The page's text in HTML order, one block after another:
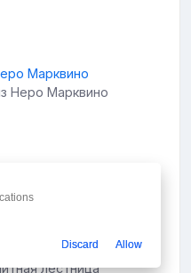
Неро Марквино
в частном доме
Discard Allow